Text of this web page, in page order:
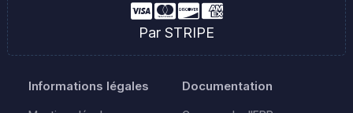
Par STRIPE
Informations légales Documentation